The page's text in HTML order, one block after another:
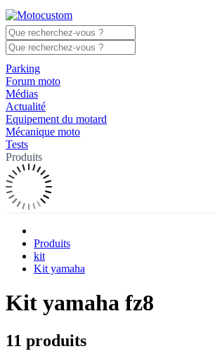
Parking
Forum moto
Médias
Actualité
Equipement du motard
Mécanique moto
Tests
Produits
Produits
kit
Kit yamaha
Kit yamaha fz8
11 produits